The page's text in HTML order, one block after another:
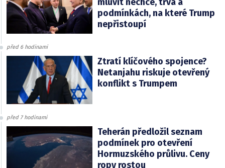
podmínkách, na které Trump
nepřistoupí
před 6 hodinami
Ztratí klíčového spojence?
Netanjahu riskuje otevřený
konflikt s Trumpem
před 7 hodinami
Teherán předložil seznam
podmínek pro otevření
Hormuzského průlivu. Ceny
ropy rostou